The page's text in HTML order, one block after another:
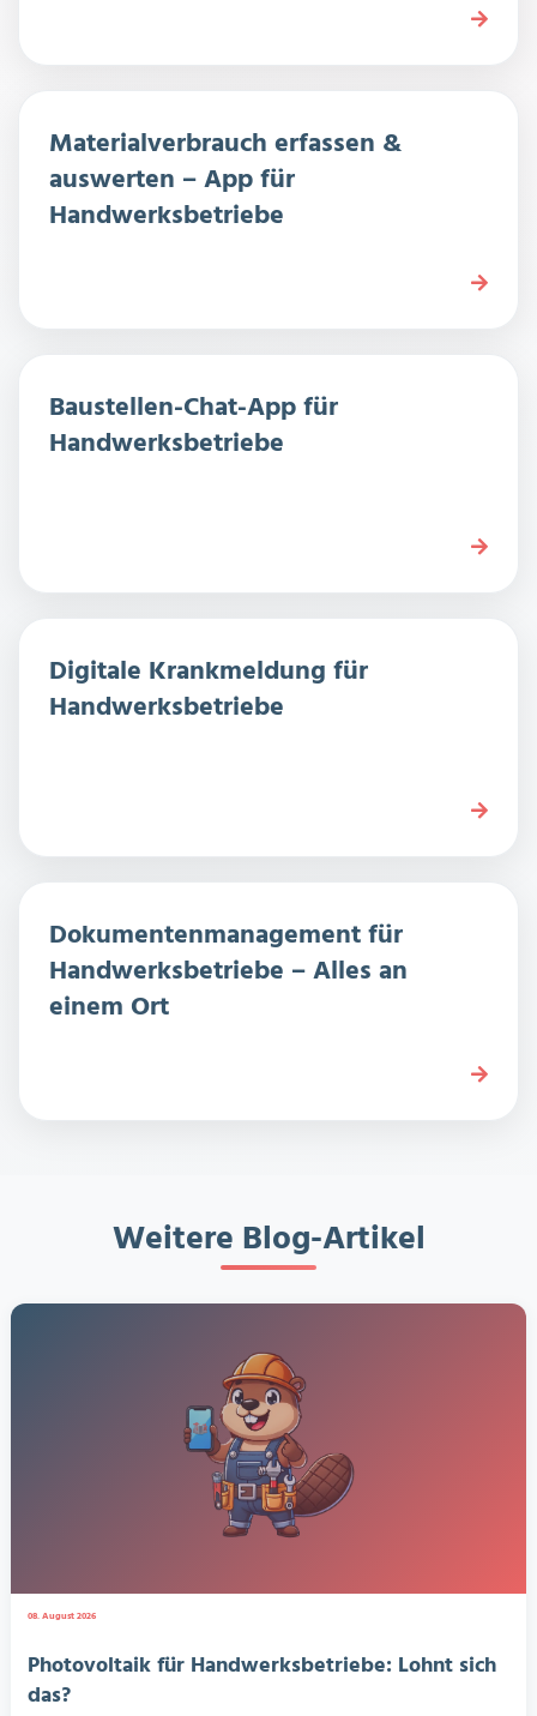
Materialverbrauch erfassen &
auswerten – App für
Handwerksbetriebe
Baustellen-Chat-App für
Handwerksbetriebe
Digitale Krankmeldung für
Handwerksbetriebe
Dokumentenmanagement für
Handwerksbetriebe – Alles an
einem Ort
Weitere Blog-Artikel
08. August 2026
Photovoltaik für Handwerksbetriebe: Lohnt sich
das?